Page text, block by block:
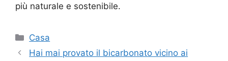
più naturale e sostenibile.
Categorie
Casa
Hai mai provato il bicarbonato vicino ai